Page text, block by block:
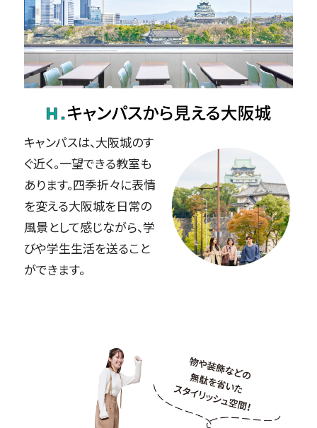
キャンパスは、大阪城のす
ぐ近く。一望できる教室も
あります。四季折々に表情
を変える大阪城を日常の
風景として感じながら、学
びや学生生活を送ること
ができます。